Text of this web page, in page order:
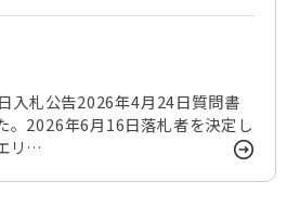
入札公告2026年4月24日質問書
。2026年6月16日落札者を決定し
リ…